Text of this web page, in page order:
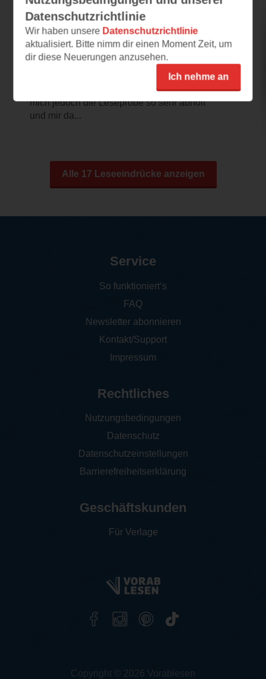
Zehn wirklich wichtige Gespräche, die
Kinder und Eltern wachsen lassen
03.03.2025 – 22:34
Schon die Leseprobe ist sehr
Schon den Titel fand ich interessant, dass
mich jedoch die Leseprobe so sehr abholt
und mir da...
Alle 17 Leseeindrücke anzeigen
Datenschutzrichtlinie
Wir haben unsere Datenschutzrichtlinie
aktualisiert. Bitte nimm dir einen Moment Zeit, um
dir diese Neuerungen anzusehen.
Ich nehme an
Service
So funktioniert‘s
FAQ
Newsletter abonnieren
Kontakt/Support
Impressum
Rechtliches
Nutzungsbedingungen
Datenschutz
Datenschutzeinstellungen
Barrierefreiheitserklärung
Geschäftskunden
Für Verlage
Copyright © 2026 Vorablesen